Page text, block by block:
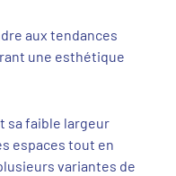
aux tendances
une esthétique
sa faible largeur
espaces tout en
variantes de